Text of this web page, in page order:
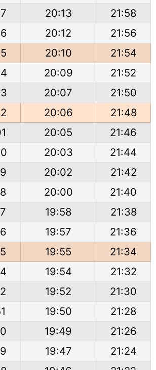
20:13
21:58
20:12
21:56
20:10
21:54
20:09
21:52
20:07
21:50
20:06
21:48
20:05
21:46
20:03
21:44
20:02
21:42
20:00
21:40
19:58
21:38
19:57
21:36
19:55
21:34
19:54
21:32
19:52
21:30
19:50
21:28
19:49
21:26
19:47
21:24